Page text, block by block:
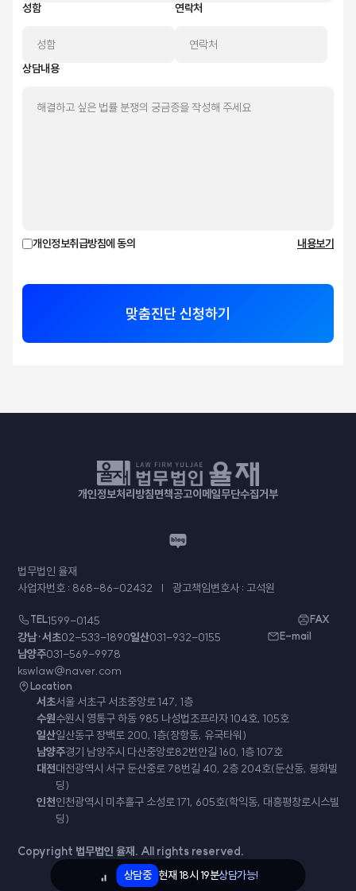
상담중 현재18시 19분상담가능!
성함 연락처
상담내용
개인정보취급방침에 동의 내용보기
맞춤진단 신청하기
개인정보처리방침면책공고이메일무단수집거부
법무법인 율재
사업자번호 : 868-86-02432
광고책임변호사 : 고석원
TEL1599-0145 FAX
강남·서초02-533-1890일산031-932-0155
남양주031-569-9978
E-mail
kswlaw@naver.com
Location
서초서울 서초구 서초중앙로 147, 1층
수원수원시 영통구 하동 985 나성법조프라자 104호, 105호
일산일산동구 장백로 200, 1층(장항동, 유국타워)
남양주경기 남양주시 다산중앙로82번안길 160, 1층 107호
대전대전광역시 서구 둔산중로 78번길 40, 2층 204호(둔산동, 봉화빌
딩)
인천인천광역시 미추홀구 소성로 171, 605호(학익동, 대흥평창로시스빌
딩)
Copyright 법무법인 율재. All rights reserved.